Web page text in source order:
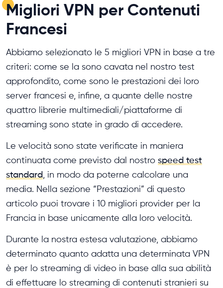
Migliori VPN per Contenuti
Francesi
Abbiamo selezionato le 5 migliori VPN in base a tre
criteri: come se la sono cavata nel nostro test
approfondito, come sono le prestazioni dei loro
server francesi e, infine, a quante delle nostre
quattro librerie multimediali/piattaforme di
streaming sono state in grado di accedere.
Le velocità sono state verificate in maniera
continuata come previsto dal nostro speed test
standard , in modo da poterne calcolare una
media. Nella sezione “Prestazioni” di questo
articolo puoi trovare i 10 migliori provider per la
Francia in base unicamente alla loro velocità.
Durante la nostra estesa valutazione, abbiamo
determinato quanto adatta una determinata VPN
è per lo streaming di video in base alla sua abilità
di effettuare lo streaming di contenuti stranieri su